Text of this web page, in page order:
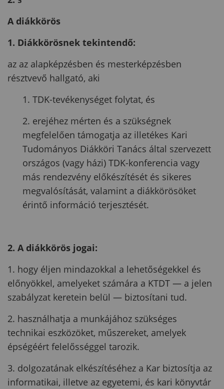
A diákkörös
1. Diákkörösnek tekintendő:
az az alapképzésben és mesterképzésben
résztvevő hallgató, aki
1. TDK-tevékenységet folytat, és
2. erejéhez mérten és a szükségnek
megfelelően támogatja az illetékes Kari
Tudományos Diákköri Tanács által szervezett
országos (vagy házi) TDK-konferencia vagy
más rendezvény előkészítését és sikeres
megvalósítását, valamint a diákkörösöket
érintő információ terjesztését.
2. A diákkörös jogai:
1. hogy éljen mindazokkal a lehetőségekkel és
előnyökkel, amelyeket számára a KTDT — a jelen
szabályzat keretein belül — biztosítani tud.
2. használhatja a munkájához szükséges
technikai eszközöket, műszereket, amelyek
épségéért felelősséggel tarozik.
3. dolgozatának elkészítéséhez a Kar biztosítja az
informatikai, illetve az egyetemi, és kari könyvtár